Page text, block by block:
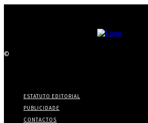
©
ESTATUTO EDITORIAL
PUBLICIDADE
CONTACTOS